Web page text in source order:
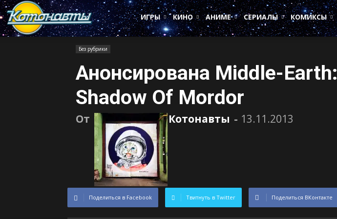
Котонавты
ИГРЫ
КИНО АНИМЕ СЕРИАЛЫ КОМИКСЫ
Без рубрики
Анонсирована Middle-Earth:
Shadow Of Mordor
От Котонавты - 13.11.2013
Поделиться в Facebook Твитнуть в Twitter Поделиться ВКонтакте